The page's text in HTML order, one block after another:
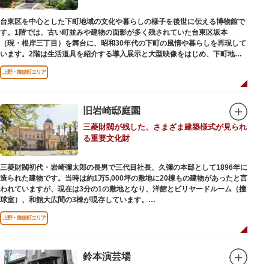
用のお湯のサービスもあるのでファミリーにもおすすめです。
レンガ色のタイル張りの建物は、日本のモダニズム建築の巨匠・前川國男の
設計。
屋外には彫刻等の立体作品も展示されています。
台東区を中心とした下町地域の文化や暮らしの様子を後世に伝える博物館で
す。1階では、古い町並みや建物の面影が多く残されていた台東区坂本
（現・根岸三丁目）を舞台に、昭和30年代の下町の風情や暮らしを再現して
います。2階は生活道具を紹介する導入展示と大型映像をはじめ、下町地域
の歴史や出来事をたどることのできる資料を展示しています。また3階には
企画展示室と、道具や玩具を体験し、調べることができるしたまち情報コー
上野・御徒町エリア
旧岩崎邸庭園
三菱財閥が残した、さまざま建築様式が見られ
る重要文化財
三菱財閥初代・岩崎彌太郎の長男で三代目社長、久彌の本邸として1896年に
造られた建物です。当時は約1万5,000坪の敷地に20棟もの建物があったと言
われていますが、現在は3分の1の敷地となり、洋館とビリヤードルーム（撞
球室）、和館大広間の3棟が現存しています。
【洋館】
鹿鳴館の建築家として知られるジョサイア・コンドルによって設計された西
ています。
上野・御徒町エリア
鈴本演芸場